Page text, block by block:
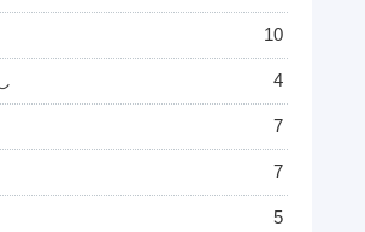
10
4
7
7
5